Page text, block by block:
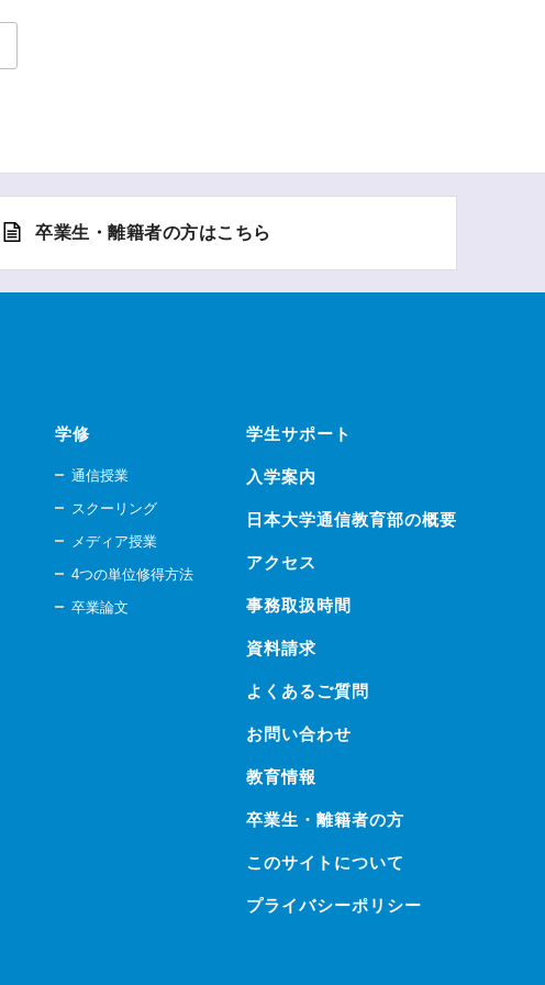
卒業生・離籍者の方はこちら
学修
通信授業
スクーリング
メディア授業
4つの単位修得方法
卒業論文
学生サポート
入学案内
日本大学通信教育部の概要
アクセス
事務取扱時間
資料請求
よくあるご質問
お問い合わせ
教育情報
卒業生・離籍者の方
このサイトについて
プライバシーポリシー